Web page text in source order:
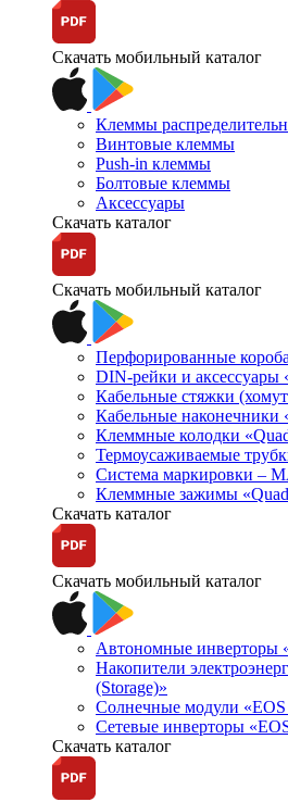
Скачать мобильный каталог
Клеммы
Винтовые клеммы
Push-in клеммы
Болтовые клеммы
Аксессуары
Скачать каталог
Скачать мобильный каталог
Перфорированные
DIN-рейки и аксессуары
Кабельные стяжки
Кабельные наконечники
Клеммные колодки
Термоусаживаемые
Система маркировки –
Клеммные зажимы
Скачать каталог
Скачать мобильный каталог
Автономные инверторы
Накопители
(Storage)»
Солнечные модули
Сетевые инверторы
Скачать каталог